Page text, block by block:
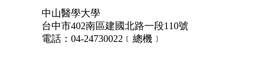
中山醫學大學
台中市402南區建國北路一段110號
電話：04-24730022﹝總機﹞